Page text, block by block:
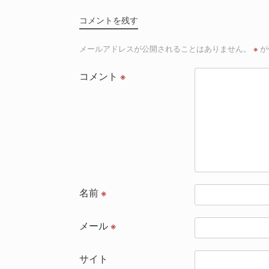
コメントを残す
メールアドレスが公開されることはありません。 ※
コメント ※
名前※
メール※
サイト